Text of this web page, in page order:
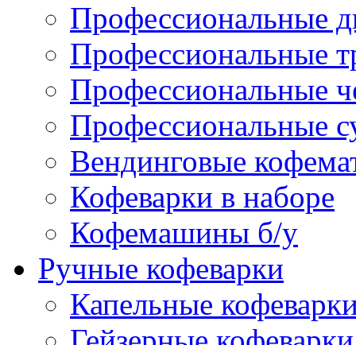
Профессиональные
Профессиональные
Профессиональные
Профессиональные
Вендинговые
Кофеварки в наборе
Кофемашины б/у
Ручные кофеварки
Капельные